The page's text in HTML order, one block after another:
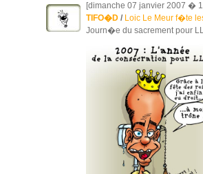
[dimanche 07 janvier 2007 �
TIFO�D/ Loic Le Meur f�te
Journ�e du sacrement pour